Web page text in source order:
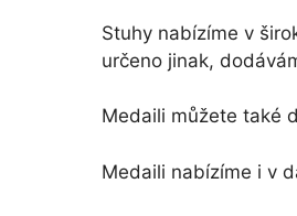
Stuhy nabízíme v
určeno jinak,
Medaili můžete také
Medaili nabízíme i v